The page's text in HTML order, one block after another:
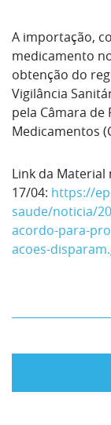
A importação,
medicamento
obtenção do
Vigilância
pela Câmara de
Medicamentos
Link da Material
17/04: https://
saude/noticia/
acordo-para-
acoes-